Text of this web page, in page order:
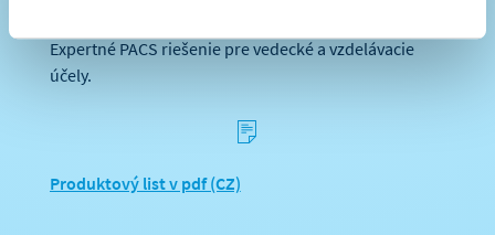
Expertné PACS riešenie pre vedecké a vzdelávacie
účely.
s
Produktový list v pdf (CZ)